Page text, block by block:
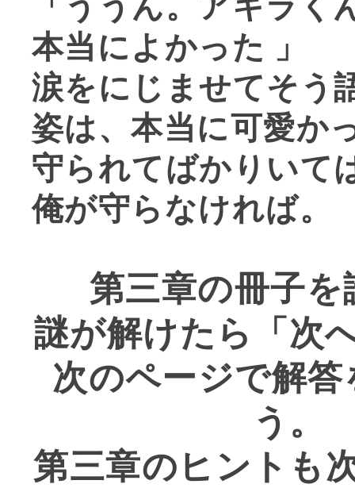
本当によかった 」
涙をにじませてそう
姿は、本当に可愛か
守られてばかりいて
俺が守らなければ。
第三章の冊子を
謎が解けたら「次
次のページで解
う。
第三章のヒントも